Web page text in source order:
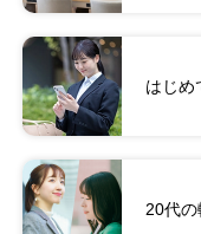
はじめ
20代の